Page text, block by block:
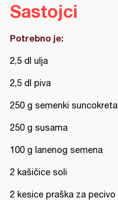
Sastojci
Potrebno je:
2,5 dl ulja
2,5 dl piva
250 g semenki suncokreta
250 g susama
100 g lanenog semena
2 kašičice soli
2 kesice praška za pecivo